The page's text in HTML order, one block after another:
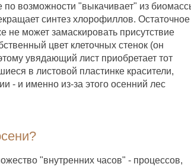
по возможности "выкачивает" из
синтез хлорофиллов. Остаточное
не может замаскировать присутствие
цвет клеточных стенок (он
увядающий лист приобретает тот
в листовой пластинке красители,
- и именно из-за этого осенний лес
"внутренних часов" - процессов,